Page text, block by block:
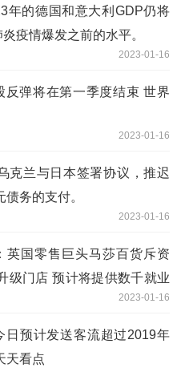
年的德国和意大利GDP仍将
疫情爆发之前的水平。
2023-01-16
反弹将在第一季度结束 世界
2023-01-16
克兰与日本签署协议，推迟
务的支付。
2023-01-16
英国零售巨头马莎百货斥资
级门店 预计将提供数千就业
2023-01-16
日预计发送客流超过2019年
天看点